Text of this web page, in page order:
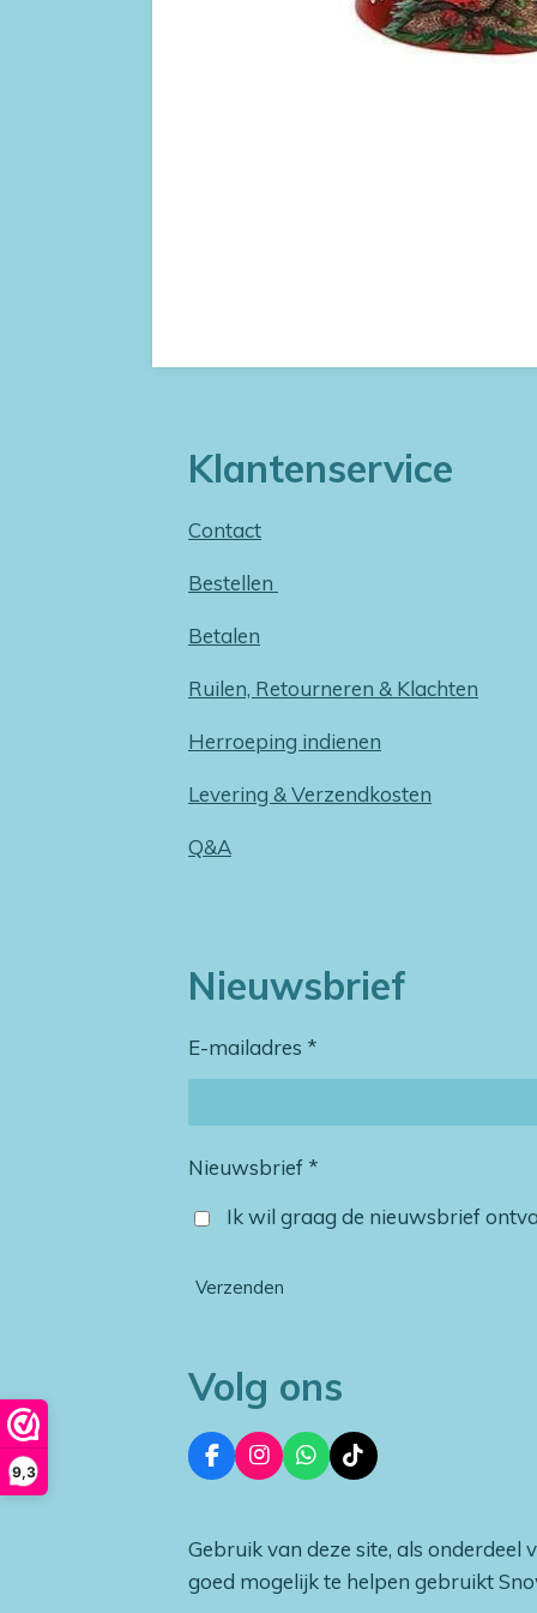
9,3
Klantenservice
Contact
Bestellen
Betalen
Ruilen, Retourneren & Klachten
Herroeping indienen
Levering & Verzendkosten
Q&A
Nieuwsbrief
E-mailadres *
Nieuwsbrief *
Ik wil graag de nieuwsbrief
Verzenden
Volg ons
F
a
b
o
I
n
a
r
W
h
s
A
p
T
i
o
Gebruik van deze site, als onderdeel
goed mogelijk te helpen gebruikt